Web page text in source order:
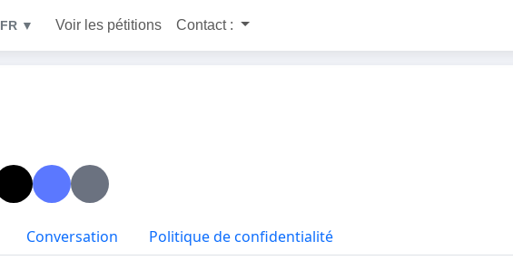
FR ▼ Voir les pétitions Contact :
Conversation Politique de confidentialité